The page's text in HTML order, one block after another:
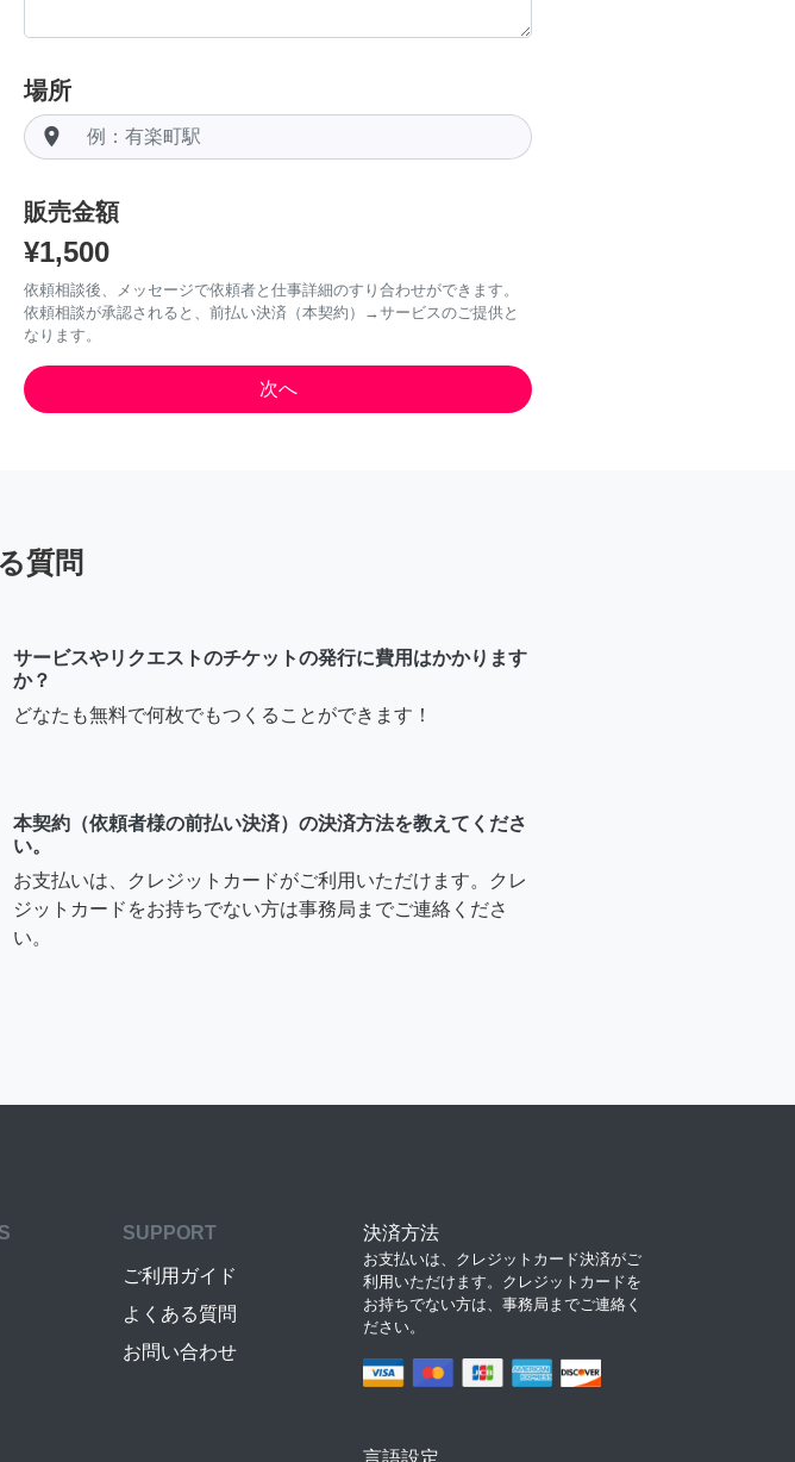
場所
room
販売金額
¥1,500
依頼相談後、メッセージで依頼者と仕事詳細のすり合わせができます。
依頼相談が承認されると、前払い決済（本契約）→サービスのご提供と
なります。
質問
サービスやリクエストのチケットの発行に費用はかかります
か？
どなたも無料で何枚でもつくることができます！
本契約（依頼者様の前払い決済）の決済方法を教えてくださ
い。
お支払いは、クレジットカードがご利用いただけます。クレ
ジットカードをお持ちでない方は事務局までご連絡くださ
い。
SUPPORT
ご利用ガイド
よくある質問
お問い合わせ
決済方法
お支払いは、クレジットカード決済がご
利用いただけます。クレジットカードを
お持ちでない方は、事務局までご連絡く
ださい。
言語設定